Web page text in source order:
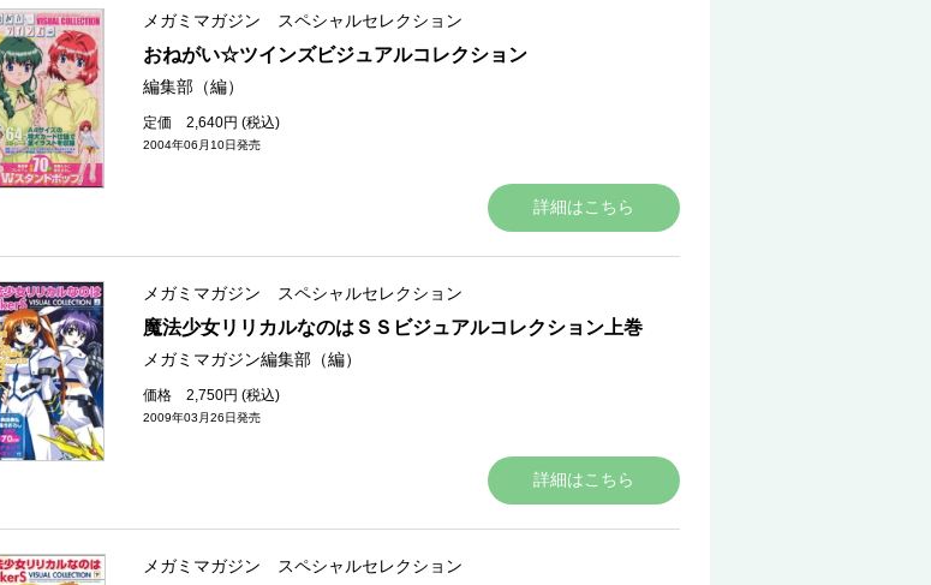
メガミマガジン スペシャルセレクション
おねがい☆ツインズビジュアルコレクション
編集部（編）
定価 2,640円 (税込)
2004年06月10日発売
詳細はこちら
メガミマガジン スペシャルセレクション
魔法少女リリカルなのはＳＳビジュアルコレクション上巻
メガミマガジン編集部（編）
価格 2,750円 (税込)
2009年03月26日発売
詳細はこちら
メガミマガジン スペシャルセレクション